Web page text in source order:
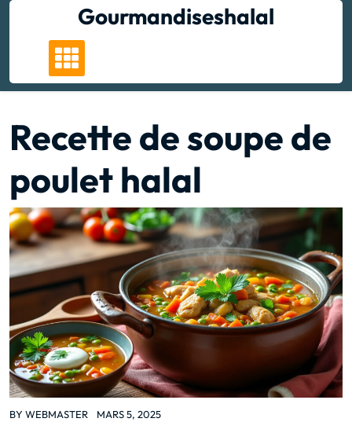
Gourmandiseshalal
Recette de soupe de
poulet halal
BY WEBMASTER MARS 5, 2025